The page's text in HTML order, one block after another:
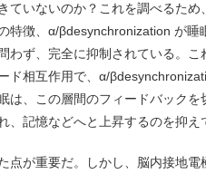
ていないのか？これを調べるた
特徴、α/βdesynchronization が睡
わず、完全に抑制されている。
ド相互作用で、α/
は、この層間のフィードバック
、記憶などへと上昇するのを抑え
点が重要だ。しかし、脳内接地電